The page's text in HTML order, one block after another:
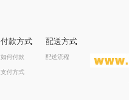
付款方式
如何付款
支付方式
配送方式
配送流程